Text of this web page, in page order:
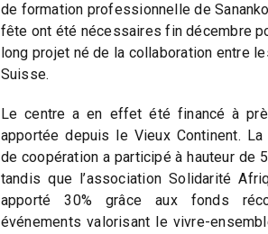
de formation professionnelle de
fête ont été nécessaires fin décembre
long projet né de la collaboration entre
Suisse.
Le centre a en effet été financé à
apportée depuis le Vieux Continent. La
de coopération a participé à hauteur de
tandis que l’association Solidarité
apporté 30% grâce aux fonds
événements valorisant le vivre-